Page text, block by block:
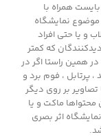
همراه با
نمایشگاه
و یا حتی افراد
که کمتر
همین راستا اگر در
پرتابل ، فوم برد و
بر روی دیگر
محتواها ماکت و یا
اثر بصری